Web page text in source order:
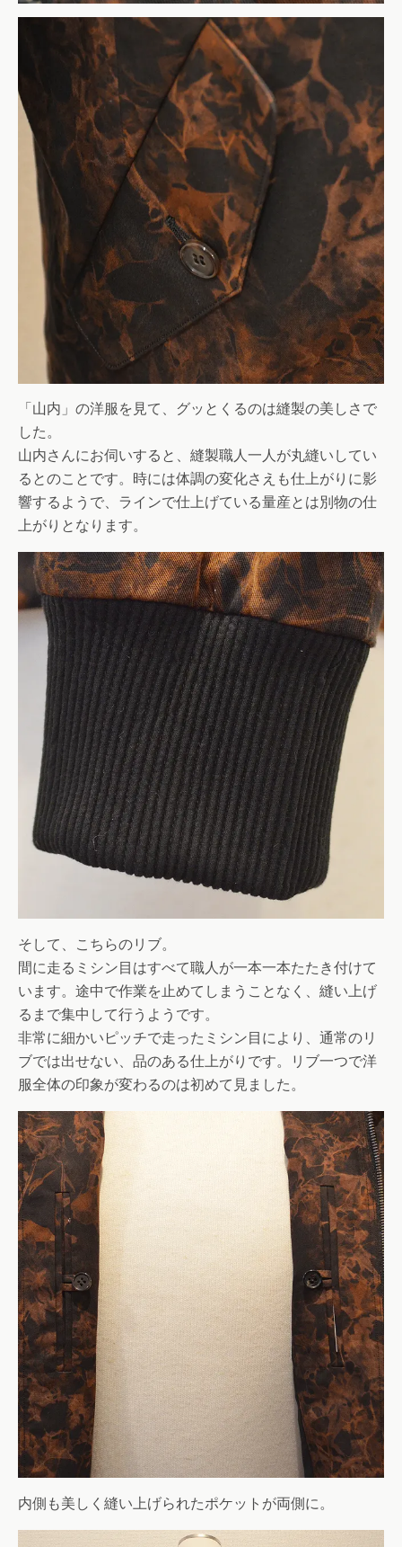
「山内」の洋服を見て、グッとくるのは縫製の美しさで
した。
山内さんにお伺いすると、縫製職人一人が丸縫いしてい
るとのことです。時には体調の変化さえも仕上がりに影
響するようで、ラインで仕上げている量産とは別物の仕
上がりとなります。
そして、こちらのリブ。
間に走るミシン目はすべて職人が一本一本たたき付けて
います。途中で作業を止めてしまうことなく、縫い上げ
るまで集中して行うようです。
非常に細かいピッチで走ったミシン目により、通常のリ
ブでは出せない、品のある仕上がりです。リブ一つで洋
服全体の印象が変わるのは初めて見ました。
内側も美しく縫い上げられたポケットが両側に。